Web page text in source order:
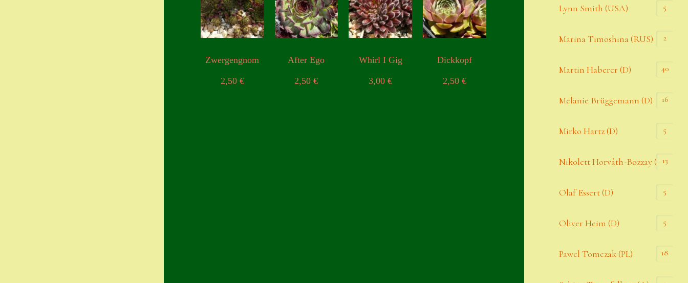
Zwergengnom
2,50 €
After Ego
2,50€
Whirl I Gig
3,00€
Dickkopf
2,50 €
Lynn Smith (USA) 5
Marina Timoshina (RUS) 2
Martin Haberer (D) 40
Melanie Brüggemann (D) 16
Mirko Hartz (D) 5
Nikolett Horváth-Bozzay (A)13
Olaf Essert (D) 5
Oliver Heim (D) 5
Pawel Tomczak (PL) 18